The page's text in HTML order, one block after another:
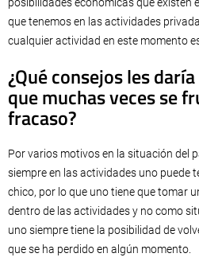
que tenemos en las actividades
cualquier actividad en este momento
¿Qué consejos les
que muchas veces se
fracaso?
Por varios motivos en la situación del
siempre en las actividades uno puede
chico, por lo que uno tiene que tomar
dentro de las actividades y no como
uno siempre tiene la posibilidad de
que se ha perdido en algún momento.